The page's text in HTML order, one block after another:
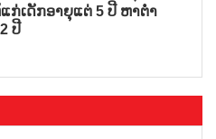
ກ່ເດັກອາຍຸແຕ່ 5 ປີ ຫາຕ່ຳ
ປີ